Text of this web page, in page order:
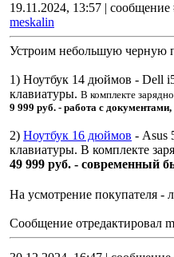
19.11.2024, 13:57 | сообщение
meskalin
Устроим небольшую черную
1) Ноутбук 14 дюймов - Dell
клавиатуры. В комплекте
9 999 руб. - работа с
2) Ноутбук 16 дюймов - Asus
клавиатуры. В комплекте
49 999 руб. - современный
На усмотрение покупателя -
Сообщение отредактировал